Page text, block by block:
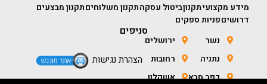
מידע מקצועיתקנוןביטול עסקהתקנון משלוחיםתקנון מבצעים
דרושיםפניות ספקים
סניפים
נשר
נתניה
כפר סבא
ירושלים
רחובות
אשקלון
הצהרת נגישות